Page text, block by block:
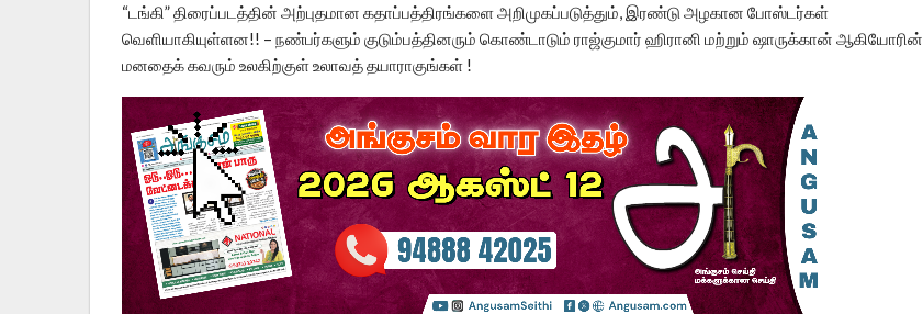
“டங்கி” திரைப்படத்தின் அற்புதமான கதாப்பத்திரங்களை அறிமுகப்படுத்தும், இரண்டு அழகான போஸ்டர்கள்
வெளியாகியுள்ளன!! – நண்பர்களும் குடும்பத்தினரும் கொண்டாடும் ராஜ்குமார் ஹிரானி மற்றும் ஷாருக்கான் ஆகியோரின்
மனதைக் கவரும் உலகிற்குள் உலாவத் தயாராகுங்கள் !